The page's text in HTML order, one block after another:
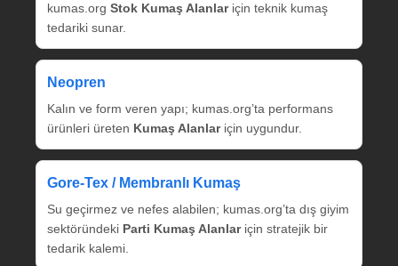
kumas.org Stok Kumaş Alanlariçin teknik kumaş
tedariki sunar.
Neopren
Kalın ve form veren yapı; kumas.org’ta performans
ürünleri üreten Kumaş Alanlariçin uygundur.
Gore‑Tex / Membranlı Kumaş
Su geçirmez ve nefes alabilen; kumas.org’ta dış giyim
sektöründeki Parti Kumaş Alanlariçin stratejik bir
tedarik kalemi.